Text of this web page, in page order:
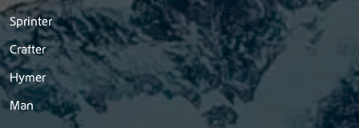
Sprinter
Crafter
Hymer
Man